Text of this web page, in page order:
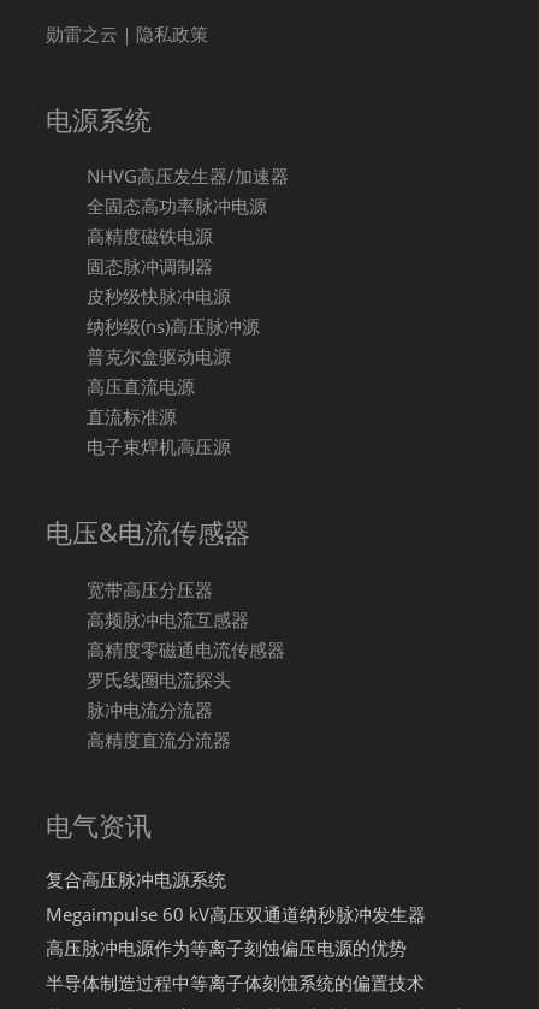
勋雷之云｜隐私政策
电源系统
NHVG高压发生器/加速器
全固态高功率脉冲电源
高精度磁铁电源
固态脉冲调制器
皮秒级快脉冲电源
纳秒级(ns)高压脉冲源
普克尔盒驱动电源
高压直流电源
直流标准源
电子束焊机高压源
电压&电流传感器
宽带高压分压器
高频脉冲电流互感器
高精度零磁通电流传感器
罗氏线圈电流探头
脉冲电流分流器
高精度直流分流器
电气资讯
复合高压脉冲电源系统
Megaimpulse 60 kV高压双通道纳秒脉冲发生器
高压脉冲电源作为等离子刻蚀偏压电源的优势
半导体制造过程中等离子体刻蚀系统的偏置技术